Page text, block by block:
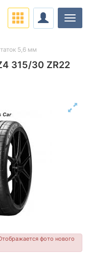
315/30 ZR22
фото нового
5,6 мм